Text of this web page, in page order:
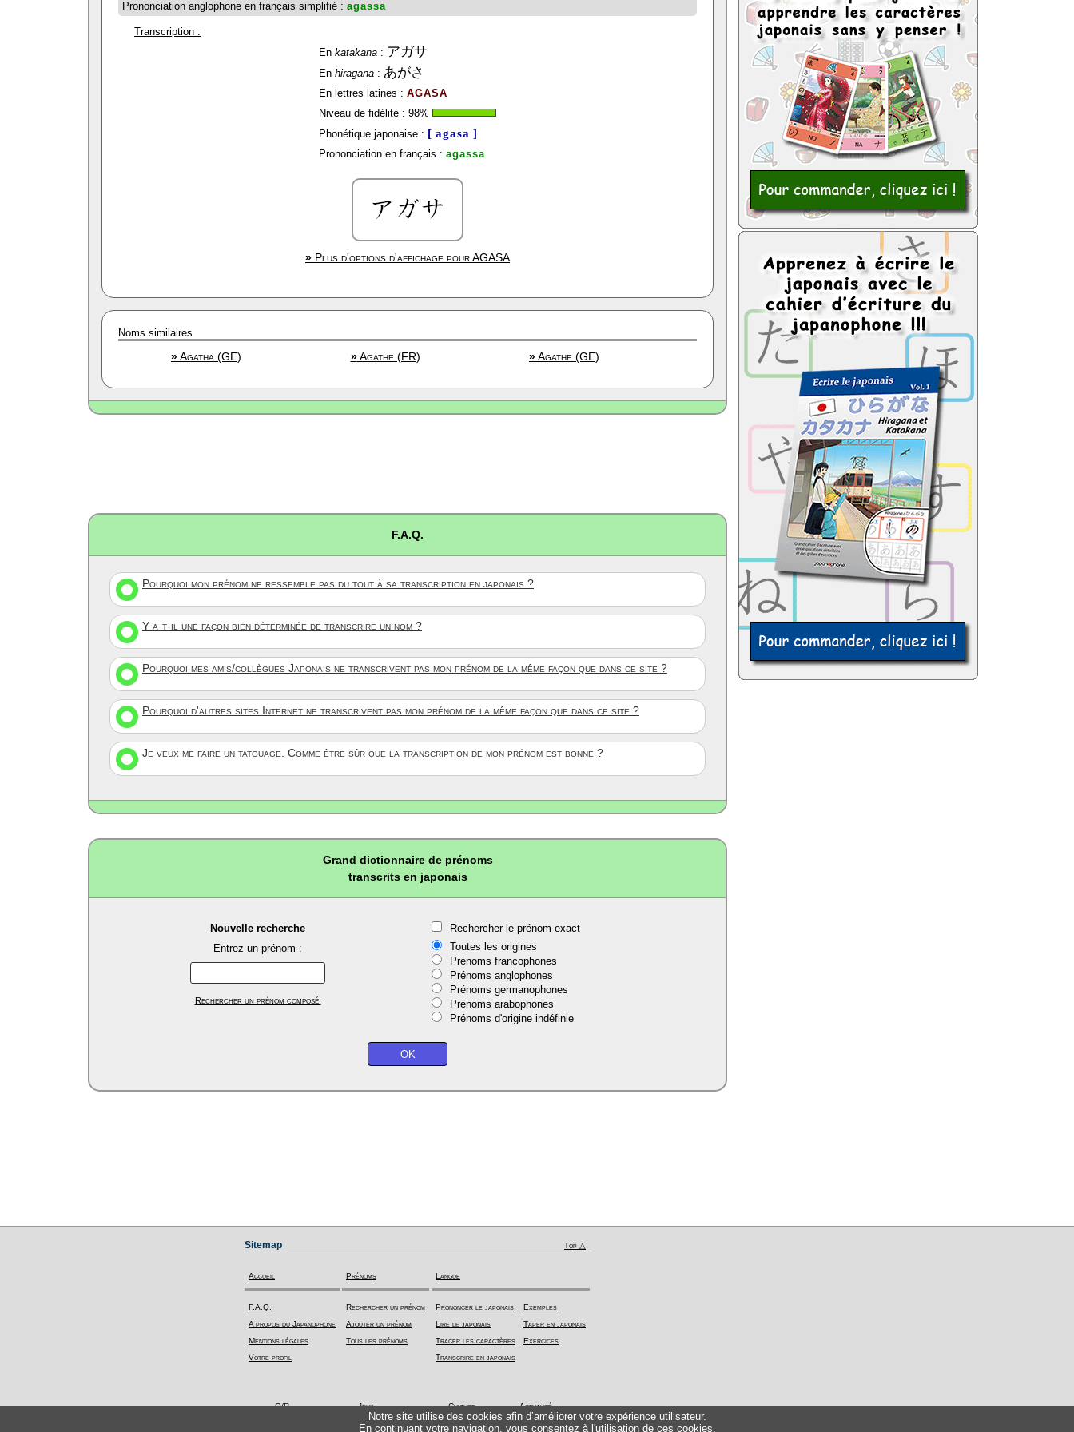
Prononciation anglophone en français simplifié : agassa
Transcription :
En katakana : アガサ
En hiragana : あがさ
En lettres latines : AGASA
Niveau de fidélité : 98%
Phonétique japonaise : [ agasa ]
Prononciation en français : agassa
» Plus d'options d'affichage pourAGASA
Noms similaires
»Agatha (GE) »Agathe (FR) »Agathe (GE)
F.A.Q.
Pourquoi mon prénom ne ressemble pas du tout à sa transcription en japonais ?
Y a-t-il une façon bien déterminée de transcrire un nom ?
Pourquoi mes amis/collègues Japonais ne transcrivent pas mon prénom de la même façon que dans ce site ?
Pourquoi d'autres sites Internet ne transcrivent pas mon prénom de la même façon que dans ce site ?
Je veux me faire un tatouage. Comme être sûr que la transcription de mon prénom est bonne ?
Grand dictionnaire de prénoms
transcrits en japonais
Nouvelle recherche
Entrez un prénom :
Rechercher un prénom composé.
Rechercher le prénom exact
Toutes les origines
Prénoms francophones
Prénoms anglophones
Prénoms germanophones
Prénoms arabophones
Prénoms d'origine indéfinie
Notre site utilise des cookies afin d’améliorer votre expérience utilisateur.
En continuant votre navigation, vous consentez à l'utilisation de ces cookies.
Sitemap Top △
Accueil
F.A.Q.
A propos du Japanophone
Mentions légales
Votre profil
Prénoms
Rechercher un prénom
Ajouter un prénom
Tous les prénoms
Langue
Prononcer le japonais
Lire le japonais
Tracer les caractères
Transcrire en japonais
Exemples
Taper en japonais
Exercices
Q/R Jeux Culture Actualité